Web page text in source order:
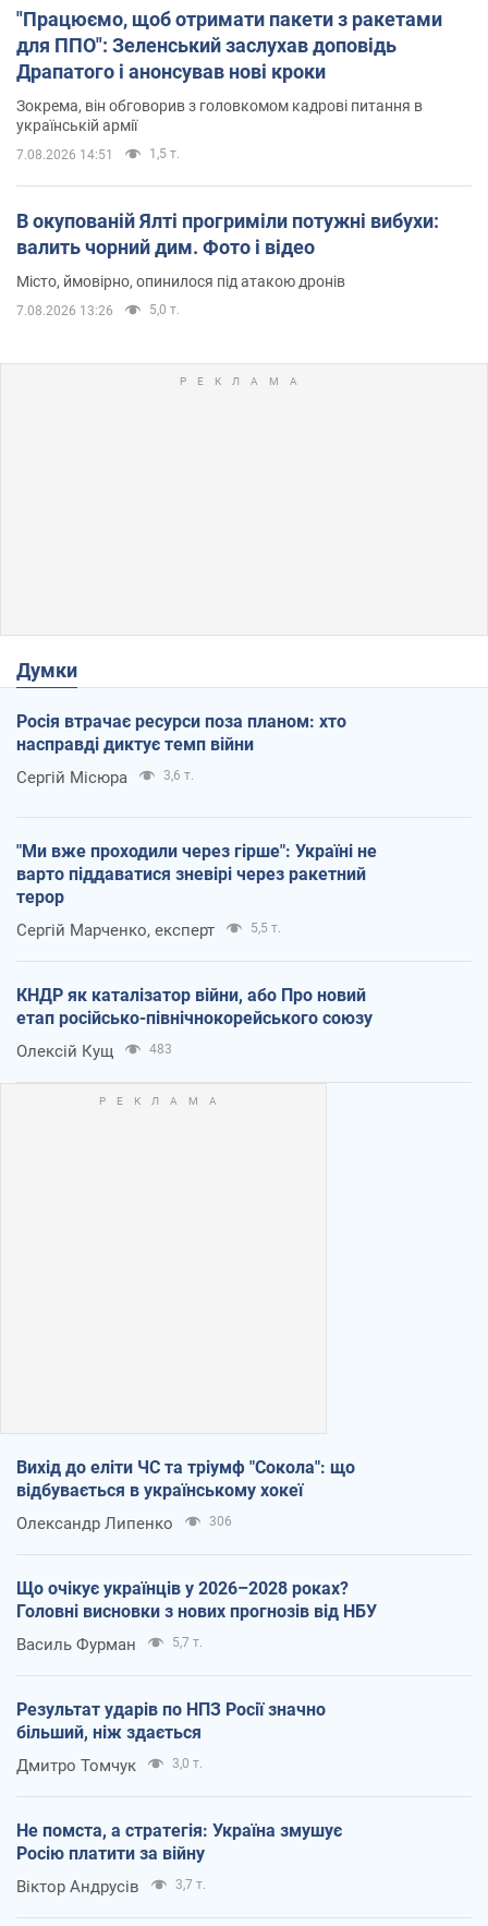
"Працюємо, щоб отримати пакети з ракетами
для ППО": Зеленський заслухав доповідь
Драпатого і анонсував нові кроки
Зокрема, він обговорив з головкомом кадрові питання в
українській армії
7.08.2026 14:51 1,5 т.
В окупованій Ялті прогриміли потужні вибухи:
валить чорний дим. Фото і відео
Місто, ймовірно, опинилося під атакою дронів
7.08.2026 13:26 5,0 т.
Думки
Росія втрачає ресурси поза планом: хто
насправді диктує темп війни
Сергій Місюра 3,6 т.
"Ми вже проходили через гірше": Україні не
варто піддаватися зневірі через ракетний
терор
Сергій Марченко, експерт 5,5 т.
КНДР як каталізатор війни, або Про новий
етап російсько-північнокорейського союзу
Олексій Кущ 483
Вихід до еліти ЧС та тріумф "Сокола": що
відбувається в українському хокеї
Олександр Липенко 306
Що очікує українців у 2026–2028 роках?
Головні висновки з нових прогнозів від НБУ
Василь Фурман 5,7 т.
Результат ударів по НПЗ Росії значно
більший, ніж здається
Дмитро Томчук 3,0 т.
Не помста, а стратегія: Україна змушує
Росію платити за війну
Віктор Андрусів 3,7 т.